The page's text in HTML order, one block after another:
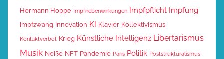
Hermann Hoppe Impfnebenwirkungen Impfpflicht Impfung
Impfzwang Innovation KI Klavier Kollektivismus
Kontaktverbot Krieg Künstliche Intelligenz Libertarismus
Musik Neiße NFT Pandemie Paris Politik Poststrukturalismus